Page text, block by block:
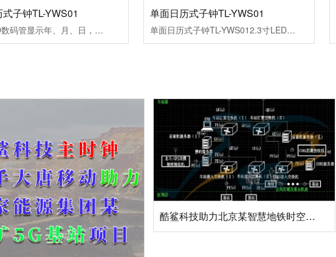
子钟TL-YWS01
2.3寸LED数码管显示年、月、日，星期、3寸LED数码显示时、分、秒，双面吊挂安装。可加温湿度显示；
单面日历式子钟TL-YWS01
单面日历式子钟TL-YWS012.3寸LED数码管显示年、月、日，星期、3寸LED数码显示时、分、秒，单面壁挂安装。可加温湿度显示；
酷鲨科技助力北京某智慧地铁时空体系授时系统构建成功